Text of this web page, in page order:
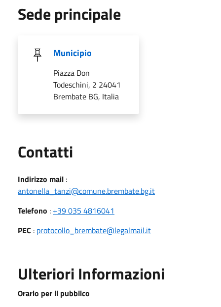
Sede principale
Municipio
Piazza Don
Todeschini, 2 24041
Brembate BG, Italia
Contatti
Indirizzo mail :
antonella_tanzi@comune.brembate.bg.it
Telefono : +39 035 4816041
PEC : protocollo_brembate@legalmail.it
Ulteriori Informazioni
Orario per il pubblico